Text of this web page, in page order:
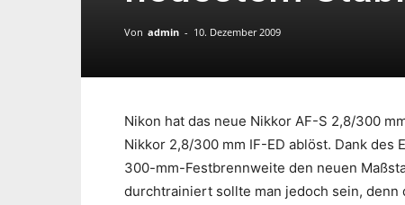
Von admin - 10. Dezember 2009
Nikon hat das neue Nikkor AF-S 2,8/300
Nikkor 2,8/300 mm IF-ED ablöst. Dank
300-mm-Festbrennweite den neuen
durchtrainiert sollte man jedoch sein,